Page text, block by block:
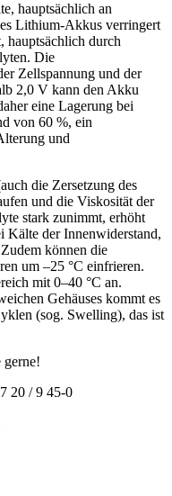
hauptsächlich an
Lithium-Akkus verringert
hauptsächlich durch
Die
Zellspannung und der
2,0 V kann den Akku
eine Lagerung bei
von 60 %, ein
und
die Zersetzung des
und die Viskosität der
stark zunimmt, erhöht
der Innenwiderstand,
können die
um –25 °C einfrieren.
mit 0–40 °C an.
Gehäuses kommt es
(sog. Swelling), das ist
gerne!
20 / 9 45-0